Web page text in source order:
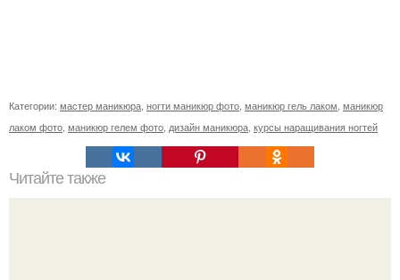
Категории: мастер маникюра ногти маникюр фото маникюр гель лаком маникюр
лаком фото маникюр гелем фото дизайн маникюра курсы наращивания ногтей
Читайте также